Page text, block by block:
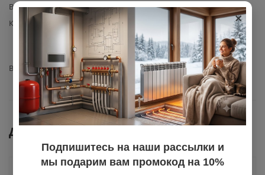
Вес с упаковкой
0,4
Комплектация
изолятор кронштейна
верхний Kiturami (артикул
H140040003) – 1 шт.
Вид запчасти
изолятор кронштейна
Документы
×
Подпишитесь на наши рассылки и
мы подарим вам промокод на 10%